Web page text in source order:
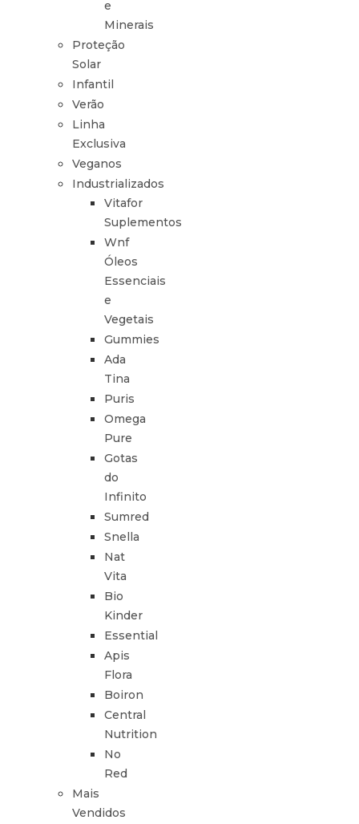
e
Minerais
Proteção
Solar
Infantil
Verão
Linha
Exclusiva
Veganos
Industrializados
Vitafor
Suplementos
Wnf
Óleos
Essenciais
e
Vegetais
Gummies
Ada
Tina
Puris
Omega
Pure
Gotas
do
Infinito
Sumred
Snella
Nat
Vita
Bio
Kinder
Essential
Apis
Flora
Boiron
Central
Nutrition
No
Red
Mais
Vendidos